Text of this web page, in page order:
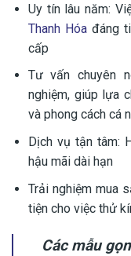
Uy tín lâu năm:
Thanh Hóađáng
cấp
Tư vấn chuyên
nghiệm, giúp lựa
và phong cách cá
Dịch vụ tận tâm:
hậu mãi dài hạn
Trải nghiệm mua
tiện cho việc thử
Các mẫu